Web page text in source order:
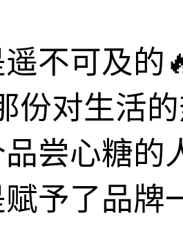
不可及的
份对生活
尝心糖的
予了品牌